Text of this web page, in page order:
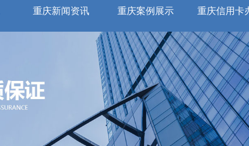
重庆新闻资讯 重庆案例展示 重庆信用卡